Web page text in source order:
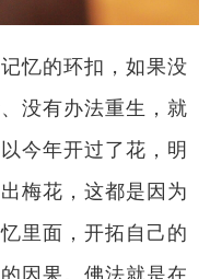
忆的环扣，如果没
没有办法重生，就
今年开过了花，明
梅花，这都是因为
里面，开拓自己的